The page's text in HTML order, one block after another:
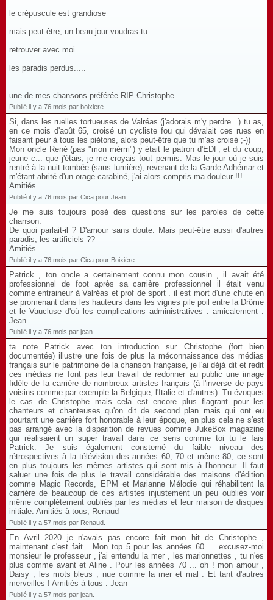
le crépuscule est grandiose
mais peut-être, un beau jour voudras-tu
retrouver avec moi
les paradis perdus.....
une de mes chansons préférée RIP Christophe
Publié il y a 76 mois par boixiere.
Si, dans les ruelles tortueuses de Valréas (j'adorais m'y perdre...) tu as,
en ce mois d'août 65, croisé un cycliste fou qui dévalait ces rues en
faisant peur à tous les piétons, alors peut-être que tu m'as croisé ;-))
Mon oncle René (pas "mon mèrrri") y était le patron d'EDF, et du coup,
jeune c... que j'étais, je me croyais tout permis. Mas le jour où je suis
rentré à la nuit tombée (sans lumière), revenant de la Garde Adhémar et
m'étant abrité d'un orage carabiné, j'ai alors compris ma douleur !!!
Amitiés
Publié il y a 76 mois par Cica pour Jean.
Je me suis toujours posé des questions sur les paroles de cette
chanson.
De quoi parlait-il ? D'amour sans doute. Mais peut-être aussi d'autres
paradis, les artificiels ??
Amitiés
Publié il y a 76 mois par Cica pour Boixière.
Patrick , ton oncle a certainement connu mon cousin , il avait été
professionnel de foot après sa carrière professionnel il était venu
comme entraineur à Valréas et prof de sport . il est mort d'une chute en
se promenant dans les hauteurs dans les vignes pile poil entre la Drôme
et le Vaucluse d'où les complications administratives . amicalement .
Jean
Publié il y a 76 mois par jean.
ta note Patrick avec ton introduction sur Christophe (fort bien
documentée) illustre une fois de plus la méconnaissance des médias
français sur le patrimoine de la chanson française, je l'ai déjà dit et redit
ces médias ne font pas leur travail de redonner au public une image
fidèle de la carrière de nombreux artistes français (à l'inverse de pays
voisins comme par exemple la Belgique, l'Italie et d'autres). Tu évoques
le cas de Christophe mais cela est encore plus flagrant pour les
chanteurs et chanteuses qu'on dit de second plan mais qui ont eu
pourtant une carrière fort honorable à leur époque, en plus cela ne s'est
pas arrangé avec la disparition de revues comme JukeBox magazine
qui réalisaient un super travail dans ce sens comme toi tu le fais
Patrick. Je suis également consterné du faible niveau des
rétrospectives à la télévision des années 60, 70 et même 80, ce sont
en plus toujours les mêmes artistes qui sont mis à l'honneur. Il faut
saluer une fois de plus le travail considérable des maisons d'édition
comme Magic Records, EPM et Marianne Mélodie qui réhabilitent la
carrière de beaucoup de ces artistes injustement un peu oubliés voir
même complétement oubliés par les médias et leur maison de disques
initiale. Amitiés à tous, Renaud
Publié il y a 57 mois par Renaud.
En Avril 2020 je n'avais pas encore fait mon hit de Christophe ,
maintenant c'est fait . Mon top 5 pour les années 60 ... excusez-moi
monsieur le professeur , j'ai entendu la mer , les marionnettes , tu n'es
plus comme avant et Aline . Pour les années 70 ... oh ! mon amour ,
Daisy , les mots bleus , nue comme la mer et mal . Et tant d'autres
merveilles ! Amitiés à tous . Jean
Publié il y a 57 mois par jean.